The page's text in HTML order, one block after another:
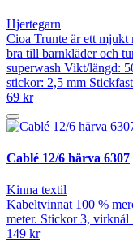
Hjertegarn
Cioa Trunte är ett mjukt
bra till barnkläder och
superwash Vikt/längd:
stickor: 2,5 mm
69 kr
Cablé 12/6 härva 6307
Kinna textil
Kabeltvinnat 100 %
meter. Stickor 3, virknål
149 kr